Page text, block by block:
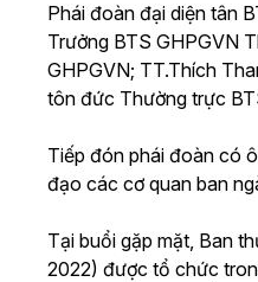
Phái đoàn đại diện tân
Trưởng BTS GHPGVN
GHPGVN; TT.Thích
tôn đức Thường trực
Tiếp đón phái đoàn có
đạo các cơ quan ban
Tại buổi gặp mặt, Ban
2022) được tổ chức